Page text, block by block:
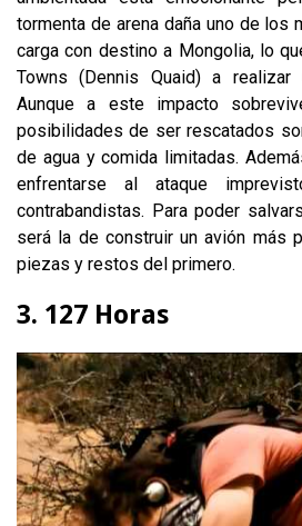
tormenta de arena daña uno de los
carga con destino a Mongolia, lo
Towns (Dennis Quaid) a realizar
Aunque a este impacto
posibilidades de ser rescatados
de agua y comida limitadas.
enfrentarse al ataque
contrabandistas. Para poder
será la de construir un avión más
piezas y restos del primero.
3. 127 Horas